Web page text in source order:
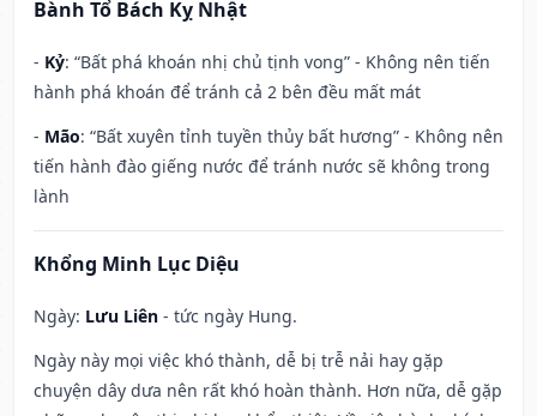
Bành Tổ Bách Kỵ Nhật
- Kỷ: “Bất phá khoán nhị chủ tịnh vong” - Không nên tiến
hành phá khoán để tránh cả 2 bên đều mất mát
- Mão: “Bất xuyên tỉnh tuyền thủy bất hương” - Không nên
tiến hành đào giếng nước để tránh nước sẽ không trong
lành
Khổng Minh Lục Diệu
Ngày: Lưu Liên - tức ngày Hung.
Ngày này mọi việc khó thành, dễ bị trễ nải hay gặp
chuyện dây dưa nên rất khó hoàn thành. Hơn nữa, dễ gặp